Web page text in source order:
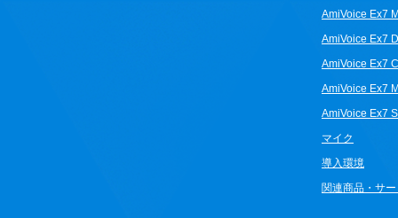
AmiVoice Ex7
AmiVoice Ex7
AmiVoice Ex7
AmiVoice Ex7
AmiVoice Ex7
マイク
導入環境
関連商品・サ